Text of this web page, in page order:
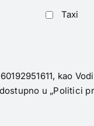
Taxi
kao
u „Politici